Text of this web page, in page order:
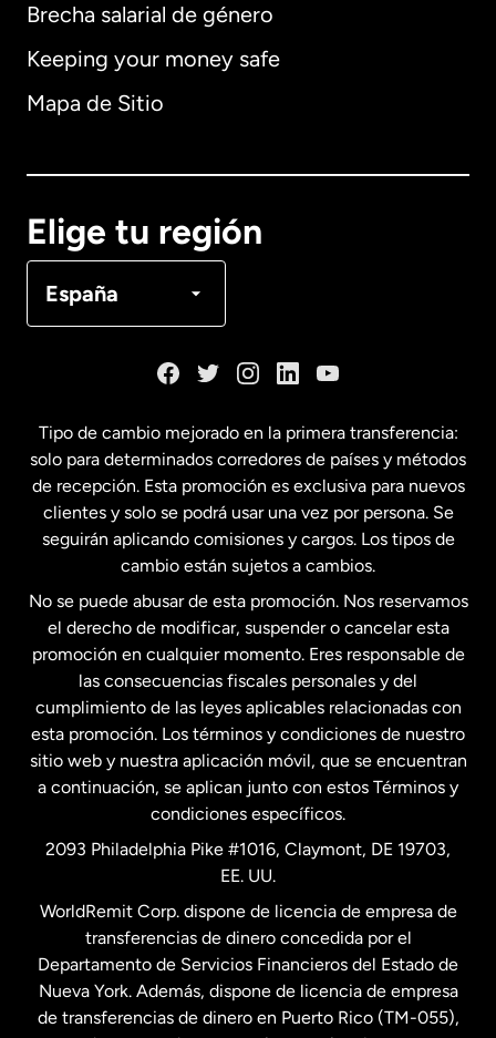
Brecha salarial de género
Keeping your money safe
Mapa de Sitio
Elige tu región
España
Alemania
Français
Estados Unidos English
Estados Unidos Español
Francia
Malasia
Nueva Zelanda
Países Bajos
Suecia
Tipo de cambio mejorado en la primera transferencia:
solo para determinados corredores de países y métodos
de recepción. Esta promoción es exclusiva para nuevos
clientes y solo se podrá usar una vez por persona. Se
seguirán aplicando comisiones y cargos. Los tipos de
cambio están sujetos a cambios.
No se puede abusar de esta promoción. Nos reservamos
el derecho de modificar, suspender o cancelar esta
promoción en cualquier momento. Eres responsable de
las consecuencias fiscales personales y del
cumplimiento de las leyes aplicables relacionadas con
esta promoción. Los términos y condiciones de nuestro
sitio web y nuestra aplicación móvil, que se encuentran
a continuación, se aplican junto con estos Términos y
condiciones específicos.
2093 Philadelphia Pike #1016, Claymont, DE 19703,
EE. UU.
WorldRemit Corp. dispone de licencia de empresa de
transferencias de dinero concedida por el
Departamento de Servicios Financieros del Estado de
Nueva York. Además, dispone de licencia de empresa
de transferencias de dinero en Puerto Rico (TM-055),